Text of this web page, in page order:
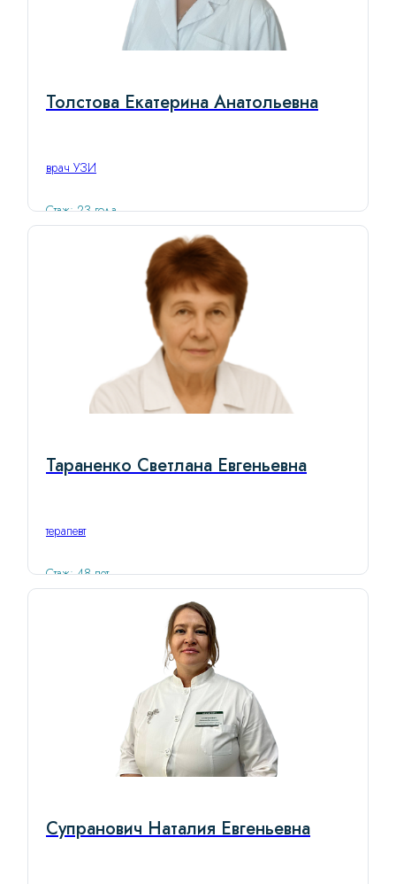
Толстова Екатерина Анатольевна
врач УЗИ
Стаж: 23 года
Тараненко Светлана Евгеньевна
терапевт
Стаж: 48 лет
Супранович Наталия Евгеньевна